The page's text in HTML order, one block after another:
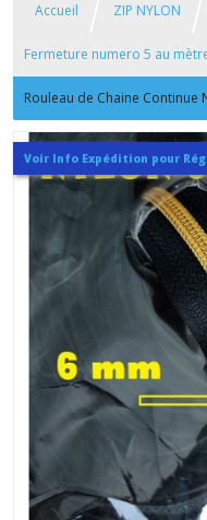
Accueil ZIP NYLON
Fermeture numero 5 au
Rouleau de Chaine Continue
Fermeture a Glissiere au